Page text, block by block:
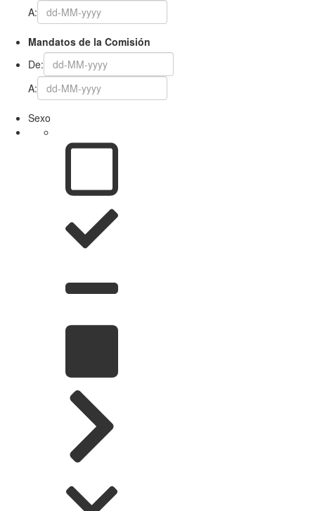
A:
Mandatos de la Comisión
De:
A:
Sexo